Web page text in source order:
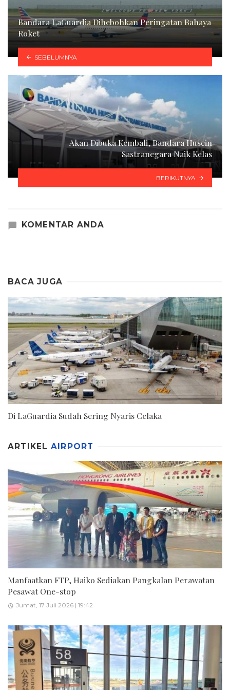
Bandara LaGuardia Dihebohkan Peringatan Bahaya
Roket
SEBELUMNYA
Akan Dibuka Kembali, Bandara Husein
Sastranegara Naik Kelas
BERIKUTNYA
KOMENTAR ANDA
BACA JUGA
Di LaGuardia Sudah Sering Nyaris Celaka
ARTIKEL AIRPORT
Manfaatkan FTP, Haiko Sediakan Pangkalan Perawatan
Pesawat One-stop
Jumat, 17 Juli 2026 | 19:42